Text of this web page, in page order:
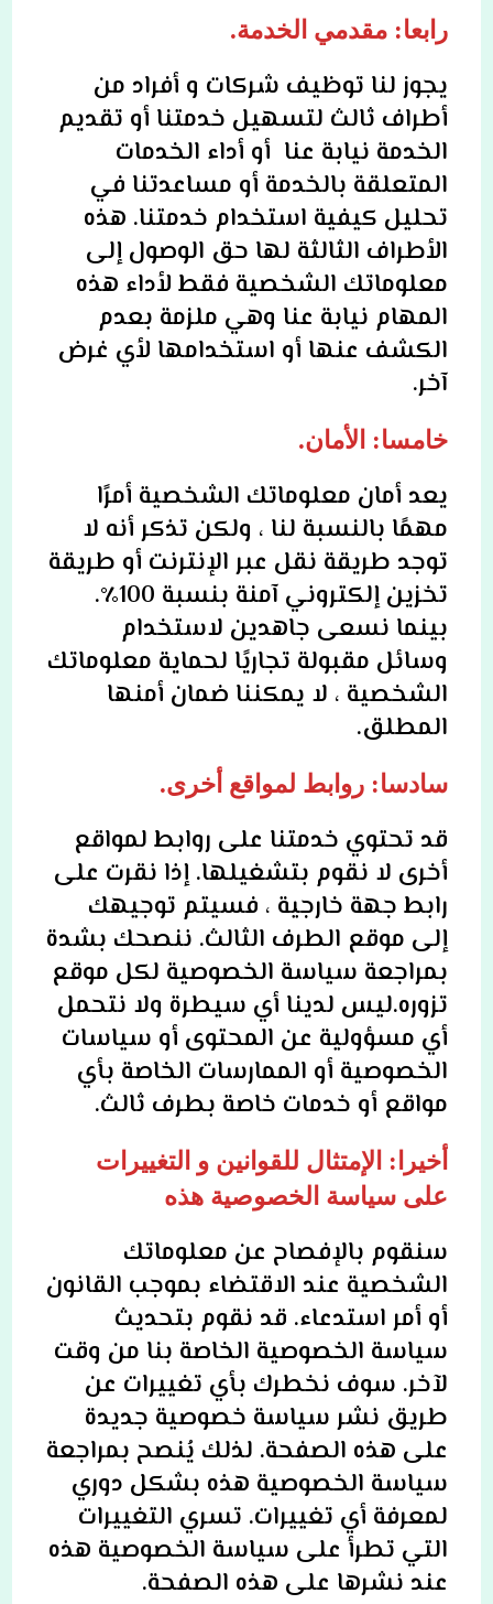
رابعا: مقدمي الخدمة.
يجوز لنا توظيف شركات و أفراد من
أطراف ثالث لتسهيل خدمتنا أو تقديم
الخدمة نيابة عنا أو أداء الخدمات
المتعلقة بالخدمة أو مساعدتنا في
تحليل كيفية استخدام خدمتنا. هذه
الأطراف الثالثة لها حق الوصول إلى
معلوماتك الشخصية فقط لأداء هذه
المهام نيابة عنا وهي ملزمة بعدم
الكشف عنها أو استخدامها لأي غرض
آخر.
خامسا: الأمان.
يعد أمان معلوماتك الشخصية أمرًا
مهمًا بالنسبة لنا ، ولكن تذكر أنه لا
توجد طريقة نقل عبر الإنترنت أو طريقة
تخزين إلكتروني آمنة بنسبة 100٪.
بينما نسعى جاهدين لاستخدام
وسائل مقبولة تجاريًا لحماية معلوماتك
الشخصية ، لا يمكننا ضمان أمنها
المطلق.
سادسا: روابط لمواقع أخرى.
قد تحتوي خدمتنا على روابط لمواقع
أخرى لا نقوم بتشغيلها. إذا نقرت على
رابط جهة خارجية ، فسيتم توجيهك
إلى موقع الطرف الثالث. ننصحك بشدة
بمراجعة سياسة الخصوصية لكل موقع
تزوره.ليس لدينا أي سيطرة ولا نتحمل
أي مسؤولية عن المحتوى أو سياسات
الخصوصية أو الممارسات الخاصة بأي
مواقع أو خدمات خاصة بطرف ثالث.
أخيرا: الإمتثال للقوانين و التغييرات
على سياسة الخصوصية هذه
سنقوم بالإفصاح عن معلوماتك
الشخصية عند الاقتضاء بموجب القانون
أو أمر استدعاء. قد نقوم بتحديث
سياسة الخصوصية الخاصة بنا من وقت
لآخر. سوف نخطرك بأي تغييرات عن
طريق نشر سياسة خصوصية جديدة
على هذه الصفحة. لذلك يُنصح بمراجعة
سياسة الخصوصية هذه بشكل دوري
لمعرفة أي تغييرات. تسري التغييرات
التي تطرأ على سياسة الخصوصية هذه
عند نشرها على هذه الصفحة.